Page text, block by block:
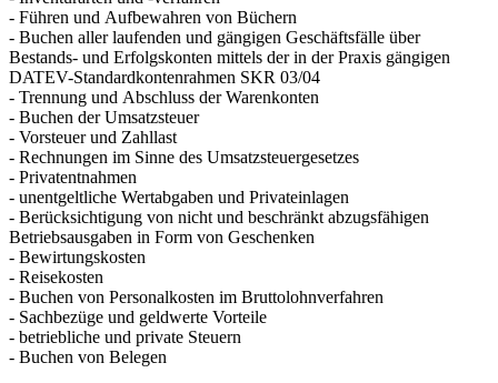
- Führen und Aufbewahren von Büchern
- Buchen aller laufenden und gängigen Geschäftsfälle über
Bestands- und Erfolgskonten mittels der in der Praxis gängigen
DATEV-Standardkontenrahmen SKR 03/04
- Trennung und Abschluss der Warenkonten
- Buchen der Umsatzsteuer
- Vorsteuer und Zahllast
- Rechnungen im Sinne des Umsatzsteuergesetzes
- Privatentnahmen
- unentgeltliche Wertabgaben und Privateinlagen
- Berücksichtigung von nicht und beschränkt abzugsfähigen
Betriebsausgaben in Form von Geschenken
- Bewirtungskosten
- Reisekosten
- Buchen von Personalkosten im Bruttolohnverfahren
- Sachbezüge und geldwerte Vorteile
- betriebliche und private Steuern
- Buchen von Belegen